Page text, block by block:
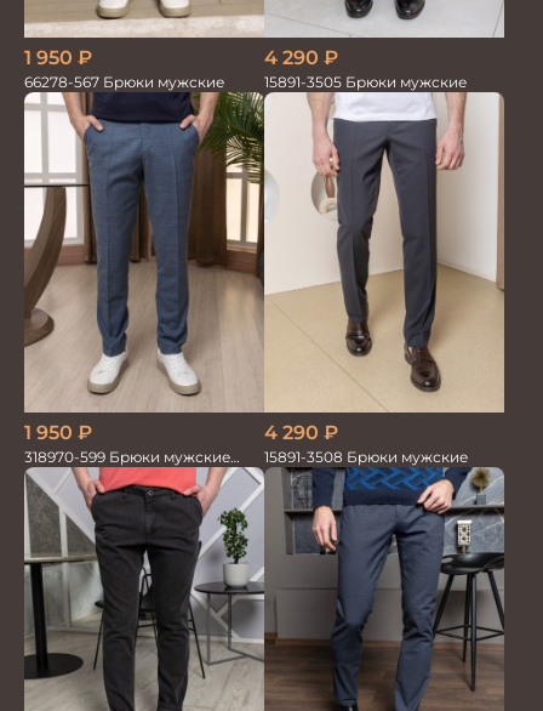
1 950 ₽
66278-567 Брюки мужские
4 290 ₽
15891-3505 Брюки мужские
1 950 ₽
318970-599 Брюки мужские
серо-голубые
4 290 ₽
15891-3508 Брюки мужские